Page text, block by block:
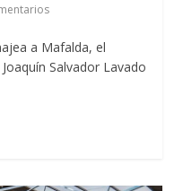
a Mafalda, el
Salvador Lavado